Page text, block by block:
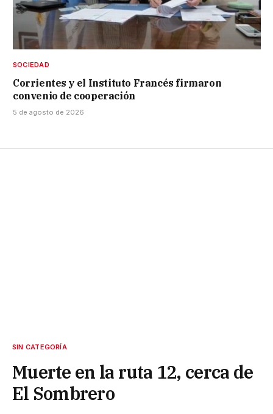
SOCIEDAD
Corrientes y el Instituto Francés firmaron
convenio de cooperación
5 de agosto de 2026
SIN CATEGORÍA
Muerte en la ruta 12, cerca de
El Sombrero